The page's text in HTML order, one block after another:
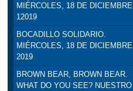
MIÉRCOLES, 18 DE DICIEMBRE
12019
BOCADILLO SOLIDARIO.
MIÉRCOLES, 18 DE DICIEMBRE
2019
BROWN BEAR, BROWN BEAR.
WHAT DO YOU SEE? NUESTRO